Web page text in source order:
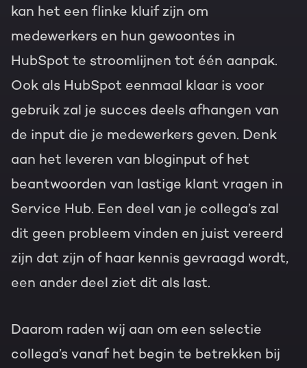
kan het een flinke kluif zijn om
medewerkers en hun gewoontes in
HubSpot te stroomlijnen tot één aanpak.
Ook als HubSpot eenmaal klaar is voor
gebruik zal je succes deels afhangen van
de input die je medewerkers geven. Denk
aan het leveren van bloginput of het
beantwoorden van lastige klant vragen in
Service Hub. Een deel van je collega’s zal
dit geen probleem vinden en juist vereerd
zijn dat zijn of haar kennis gevraagd wordt,
een ander deel ziet dit als last.
Daarom raden wij aan om een selectie
collega’s vanaf het begin te betrekken bij